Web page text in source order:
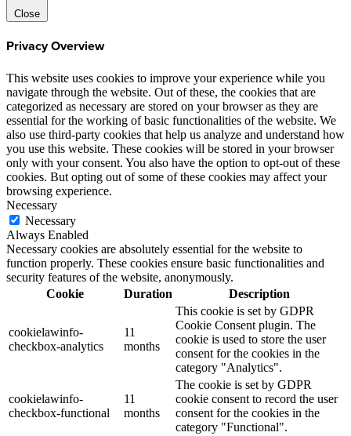
Close
Privacy Overview
This website uses cookies to improve your experience while you
navigate through the website. Out of these, the cookies that are
categorized as necessary are stored on your browser as they are
essential for the working of basic functionalities of the website. We
also use third-party cookies that help us analyze and understand how
you use this website. These cookies will be stored in your browser
only with your consent. You also have the option to opt-out of these
cookies. But opting out of some of these cookies may affect your
browsing experience.
Necessary
Necessary
Always Enabled
Necessary cookies are absolutely essential for the website to
function properly. These cookies ensure basic functionalities and
security features of the website, anonymously.
Cookie
Duration Description
cookielawinfo-
checkbox-analytics
11
months
This cookie is set by GDPR
Cookie Consent plugin. The
cookie is used to store the user
consent for the cookies in the
category "Analytics".
cookielawinfo-
checkbox-functional
11
months
The cookie is set by GDPR
cookie consent to record the user
consent for the cookies in the
category "Functional".